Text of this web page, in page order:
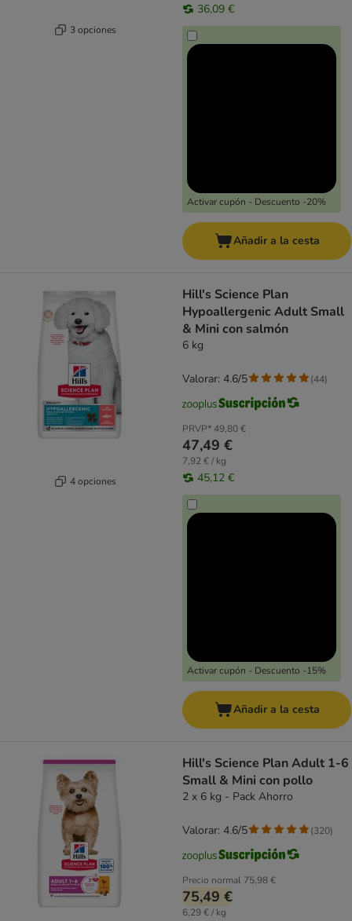
3 opciones
36,09 €
Activar cupón - Descuento -20%
Añadir a la cesta
4 opciones
Hill's Science Plan
Hypoallergenic Adult Small
& Mini con salmón
6 kg
PRVP*49,80 €
47,49 €
7,92 € / kg
45,12 €
Activar cupón - Descuento -15%
Valorar: 4.6/5 (44)
Añadir a la cesta
Hill's Science Plan Adult 1-6
Small & Mini con pollo
2 x 6 kg - Pack Ahorro
Precio normal 75,98 €
75,49 €
6,29 € / kg
Valorar: 4.6/5 (320)